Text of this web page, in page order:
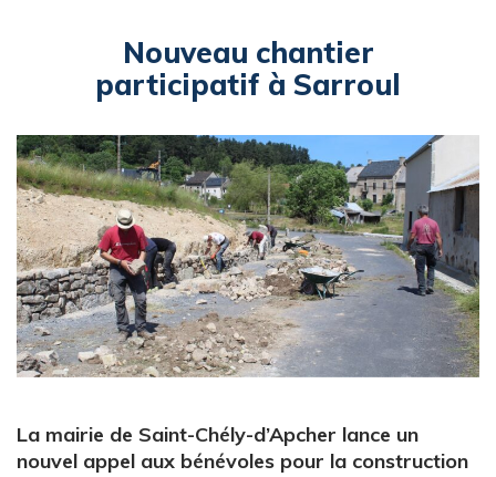
Nouveau chantier
participatif à Sarroul
La mairie de Saint-Chély-d’Apcher lance un
nouvel appel aux bénévoles pour la construction